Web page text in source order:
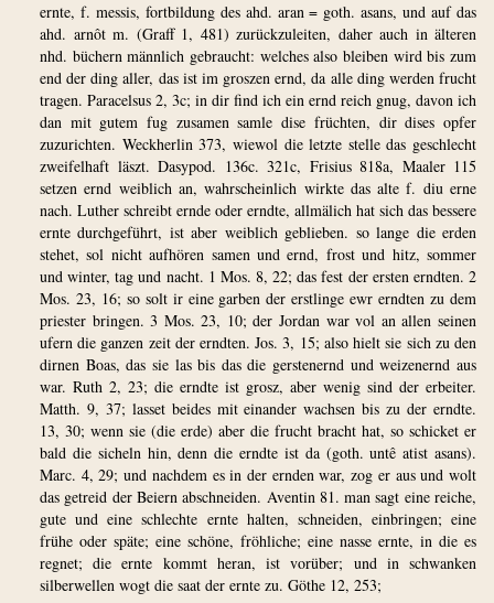
ernte, f. messis, fortbildung des ahd. aran = goth. asans, und auf das
ahd. arnôt m. (Graff 1, 481) zurückzuleiten, daher auch in älteren
nhd. büchern männlich gebraucht: welches also bleiben wird bis zum
end der ding aller, das ist im groszen ernd, da alle ding werden frucht
tragen. Paracelsus 2, 3c; in dir find ich ein ernd reich gnug, davon ich
dan mit gutem fug zusamen samle dise früchten, dir dises opfer
zuzurichten. Weckherlin 373, wiewol die letzte stelle das geschlecht
zweifelhaft läszt. Dasypod. 136c. 321c, Frisius 818a, Maaler 115
setzen ernd weiblich an, wahrscheinlich wirkte das alte f. diu erne
nach. Luther schreibt ernde oder erndte, allmälich hat sich das bessere
ernte durchgeführt, ist aber weiblich geblieben. so lange die erden
stehet, sol nicht aufhören samen und ernd, frost und hitz, sommer
und winter, tag und nacht. 1 Mos. 8, 22; das fest der ersten erndten. 2
Mos. 23, 16; so solt ir eine garben der erstlinge ewr erndten zu dem
priester bringen. 3 Mos. 23, 10; der Jordan war vol an allen seinen
ufern die ganzen zeit der erndten. Jos. 3, 15; also hielt sie sich zu den
dirnen Boas, das sie las bis das die gerstenernd und weizenernd aus
war. Ruth 2, 23; die erndte ist grosz, aber wenig sind der erbeiter.
Matth. 9, 37; lasset beides mit einander wachsen bis zu der erndte.
13, 30; wenn sie (die erde) aber die frucht bracht hat, so schicket er
bald die sicheln hin, denn die erndte ist da (goth. untê atist asans).
Marc. 4, 29; und nachdem es in der ernden war, zog er aus und wolt
das getreid der Beiern abschneiden. Aventin 81. man sagt eine reiche,
gute und eine schlechte ernte halten, schneiden, einbringen; eine
frühe oder späte; eine schöne, fröhliche; eine nasse ernte, in die es
regnet; die ernte kommt heran, ist vorüber; und in schwanken
silberwellen wogt die saat der ernte zu. Göthe 12, 253;